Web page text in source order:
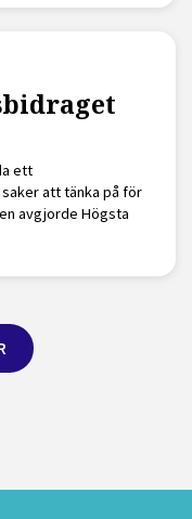
ett
att tänka på för
avgjorde Högsta